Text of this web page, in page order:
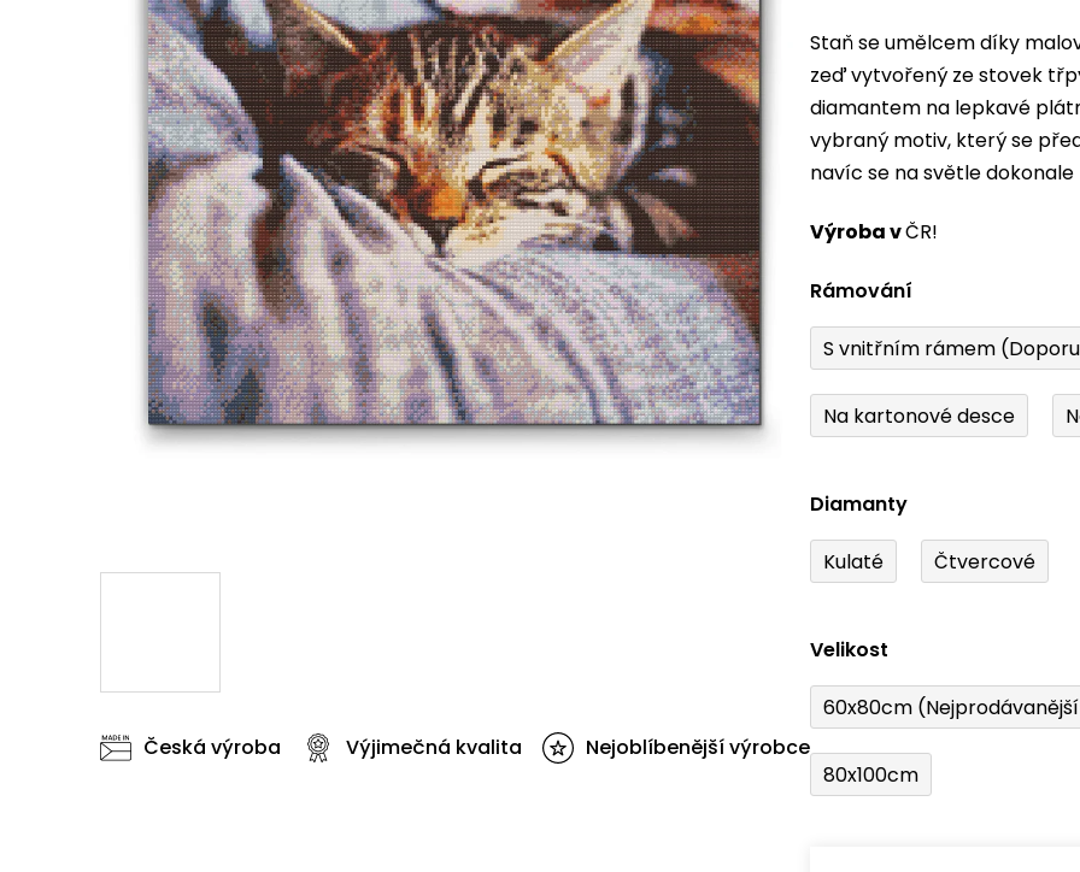
produktu
je
0,0
z
5
Staň se umělcem díky
zeď vytvořený ze stovek
diamantem na lepkavé
vybraný motiv, který se
navíc se na světle
Výroba vČR!
Rámování
S vnitřním rámem
Na kartonové desce
Diamanty
Kulaté Čtvercové
Velikost
60x80cm
80x100cm
Česká výroba Výjimečná kvalita Nejoblíbenější výrobce